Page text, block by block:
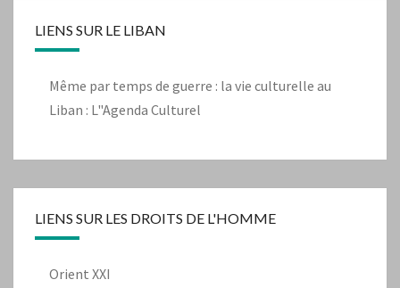
LIENS SUR LE LIBAN
Même par temps de guerre : la vie culturelle au
Liban : L"Agenda Culturel
LIENS SUR LES DROITS DE L'HOMME
Orient XXI